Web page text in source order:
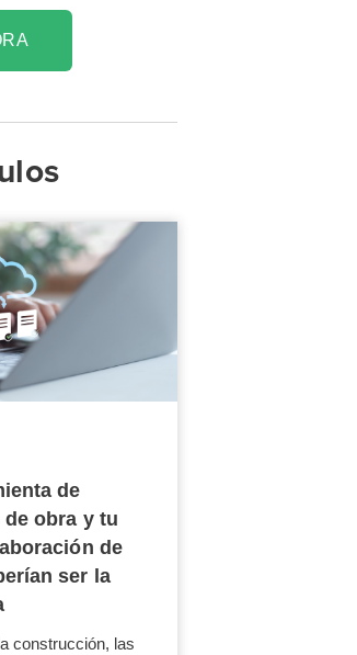
de
obra y tu
de
ser la
construcción, las